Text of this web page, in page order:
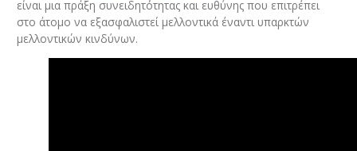
είναι μια πράξη συνειδητότητας και ευθύνης που επιτρέπει
στο άτομο να εξασφαλιστεί μελλοντικά έναντι υπαρκτών
μελλοντικών κινδύνων.